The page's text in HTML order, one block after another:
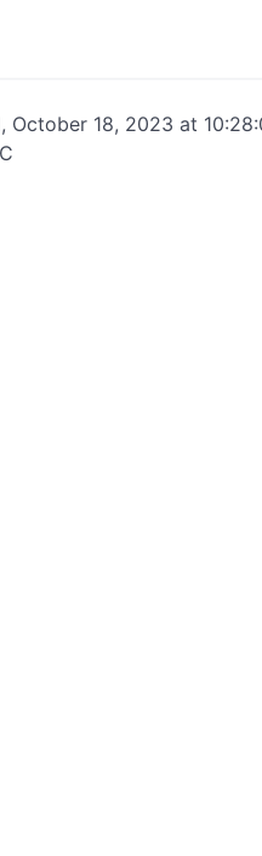
October 18, 2023 at